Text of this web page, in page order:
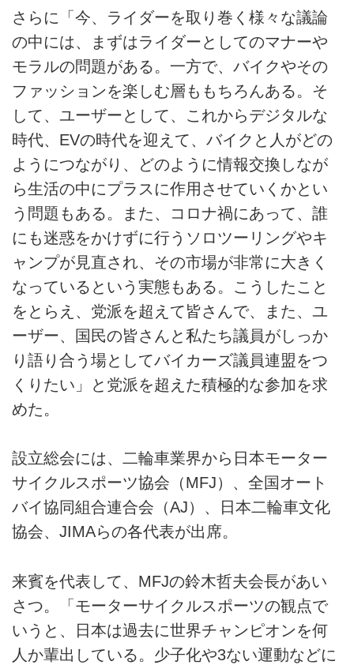
さらに「今、ライダーを取り巻く様々な議論
の中には、まずはライダーとしてのマナーや
モラルの問題がある。一方で、バイクやその
ファッションを楽しむ層ももちろんある。そ
して、ユーザーとして、これからデジタルな
時代、EVの時代を迎えて、バイクと人がどの
ようにつながり、どのように情報交換しなが
ら生活の中にプラスに作用させていくかとい
う問題もある。また、コロナ禍にあって、誰
にも迷惑をかけずに行うソロツーリングやキ
ャンプが見直され、その市場が非常に大きく
なっているという実態もある。こうしたこと
をとらえ、党派を超えて皆さんで、また、ユ
ーザー、国民の皆さんと私たち議員がしっか
り語り合う場としてバイカーズ議員連盟をつ
くりたい」と党派を超えた積極的な参加を求
めた。
設立総会には、二輪車業界から日本モーター
サイクルスポーツ協会（MFJ）、全国オート
バイ協同組合連合会（AJ）、日本二輪車文化
協会、JIMAらの各代表が出席。
来賓を代表して、MFJの鈴木哲夫会長があい
さつ。「モーターサイクルスポーツの観点で
いうと、日本は過去に世界チャンピオンを何
人か輩出している。少子化や3ない運動などに